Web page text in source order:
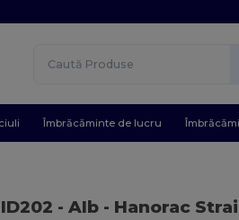
Îmbrăcăminte de lucru
- Alb- Hanorac